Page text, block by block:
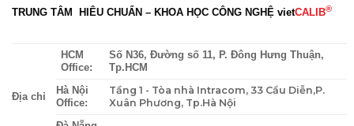
TRUNG TÂM HIÊU CHUẨN – KHOA HỌC CÔNG NGHỆ vietCALIB®
Địa chỉ
HCM
Office:
Số N36, Đường số 11, P. Đông Hưng Thuận,
Tp.HCM
Hà Nội
Office:
Tầng 1 - Tòa nhà Intracom, 33 Cầu Diễn,P.
Xuân Phương, Tp.Hà Nội